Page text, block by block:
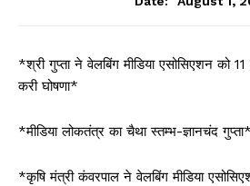
*श्री गुप्ता ने वेलबिंग मीडिया एसोसिएशन को
करी घोषणा*
*मीडिया लोकतंत्र का चैथा स्तम्भ-ज्ञानचंद गुप्ता*
*कृषि मंत्री कंवरपाल ने वेलबिंग मीडिया